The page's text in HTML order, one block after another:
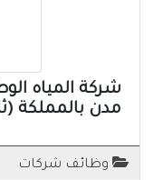
مدن بالمملكة
وظائف شركات